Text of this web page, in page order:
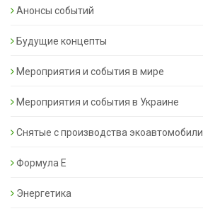
Анонсы событий
Будущие концепты
Мероприятия и события в мире
Мероприятия и события в Украине
Снятые с производства экоавтомобили
Формула Е
Энергетика